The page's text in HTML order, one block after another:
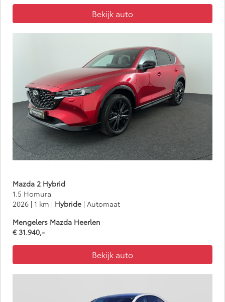
Bekijk auto
Mazda 2 Hybrid
1.5 Homura
2026 | 1 km | Hybride | Automaat
Mengelers Mazda Heerlen
€ 31.940,-
Bekijk auto